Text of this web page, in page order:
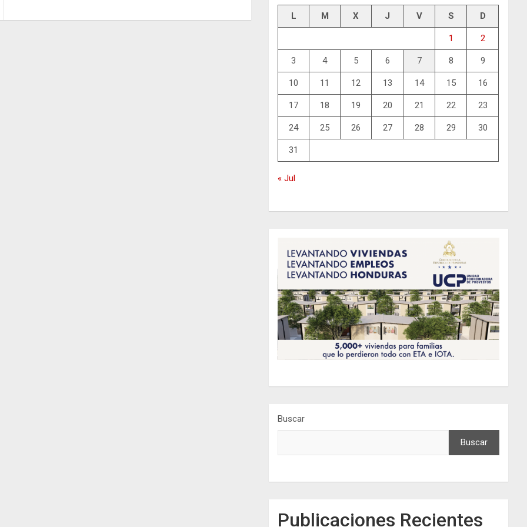
L M X J V S D
1 2
3 4 5 6 7 8 9
10 11 12 13 14 15 16
17 18 19 20 21 22 23
24 25 26 27 28 29 30
31
« Jul
Buscar
Buscar
Publicaciones Recientes